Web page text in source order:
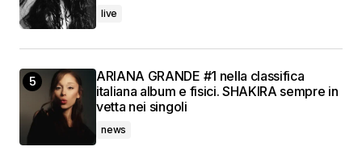
live
ARIANA GRANDE #1 nella classifica
italiana album e fisici. SHAKIRA sempre in
vetta nei singoli
news